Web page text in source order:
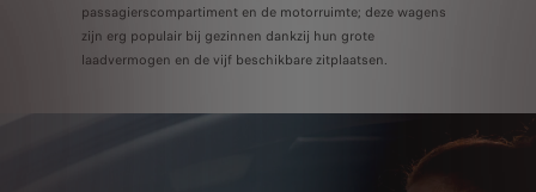
passagierscompartiment en de motorruimte; deze wagens
zijn erg populair bij gezinnen dankzij hun grote
laadvermogen en de vijf beschikbare zitplaatsen.